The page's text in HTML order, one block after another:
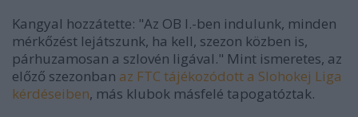
Kangyal hozzátette: "Az OB I.-ben indulunk, minden
mérkőzést lejátszunk, ha kell, szezon közben is,
párhuzamosan a szlovén ligával." Mint ismeretes, az
előző szezonban az FTC tájékozódott a Slohokej Liga
kérdéseiben, más klubok másfelé tapogatóztak.